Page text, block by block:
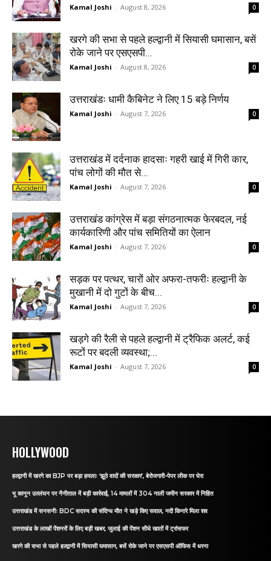
Kamal Joshi - August 8, 2026 0
खरगे की सभा से पहले हल्द्वानी में सियासी घमासान, बसें
रोके जाने पर एसएसपी...
Kamal Joshi - August 8, 2026 0
उत्तराखंडः धामी कैबिनेट ने लिए 15 बड़े निर्णय
Kamal Joshi - August 7, 2026 0
उत्तराखंड में दर्दनाक हादसाः गहरी खाई में गिरी कार,
पांच लोगों की मौत से...
Kamal Joshi - August 7, 2026 0
उत्तराखंड कांग्रेस में बड़ा संगठनात्मक फेरबदल, नई
कार्यकारिणी और पांच समितियों का ऐलान
Kamal Joshi - August 7, 2026 0
सड़क पर पत्थर, चारों ओर अफरा-तफरीः हल्द्वानी के
मुखानी में दो गुटों के बीच...
Kamal Joshi - August 7, 2026 0
खड़गे की रैली से पहले हल्द्वानी में ट्रैफिक अलर्ट, कई
रूटों पर बदली व्यवस्था;...
Kamal Joshi - August 7, 2026 0
HOLLYWOOD
हल्द्वानी में खरगे का BJP पर बड़ा हमलाः ‘झूठे वादों की सरकार’, बेरोजगारी-पेपर लीक पर घेरा
भू कानून उल्लंघन पर नैनीताल में बड़ी कार्रवाई, 14 मामलों में 304 नाली जमीन सरकार में निहित
उत्तराखंड में सनसनीः BDC सदस्य की संदिग्ध मौत ने खड़े किए सवाल, नदी किनारे मिला शव
उत्तराखंड के लाखों पेंशनरों के लिए बड़ी खबर, जुलाई की पेंशन सीधे खातों में ट्रांसफर
खरगे की सभा से पहले हल्द्वानी में सियासी घमासान, बसें रोके जाने पर एसएसपी ऑफिस में धरना